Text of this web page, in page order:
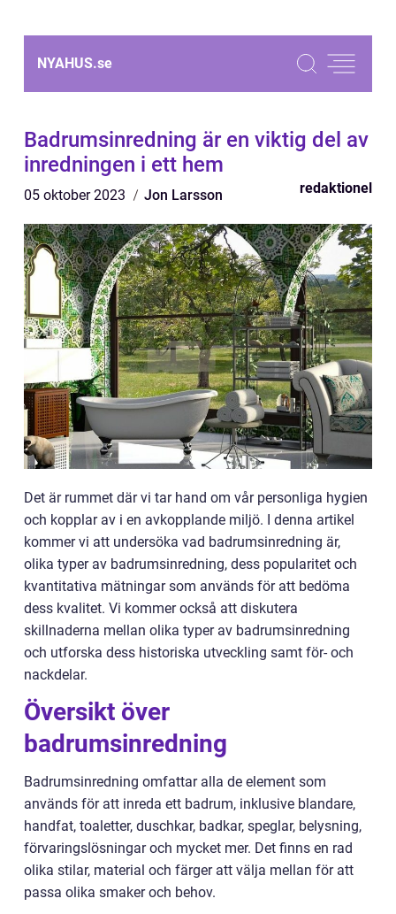
NYAHUS.se
Badrumsinredning är en viktig del av
inredningen i ett hem
05 oktober 2023 Jon Larsson redaktionel
Det är rummet där vi tar hand om vår personliga hygien
och kopplar av i en avkopplande miljö. I denna artikel
kommer vi att undersöka vad badrumsinredning är,
olika typer av badrumsinredning, dess popularitet och
kvantitativa mätningar som används för att bedöma
dess kvalitet. Vi kommer också att diskutera
skillnaderna mellan olika typer av badrumsinredning
och utforska dess historiska utveckling samt för- och
nackdelar.
Översikt över
badrumsinredning
Badrumsinredning omfattar alla de element som
används för att inreda ett badrum, inklusive blandare,
handfat, toaletter, duschkar, badkar, speglar, belysning,
förvaringslösningar och mycket mer. Det finns en rad
olika stilar, material och färger att välja mellan för att
passa olika smaker och behov.